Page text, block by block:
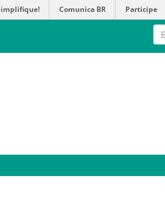
Comunica BR Participe